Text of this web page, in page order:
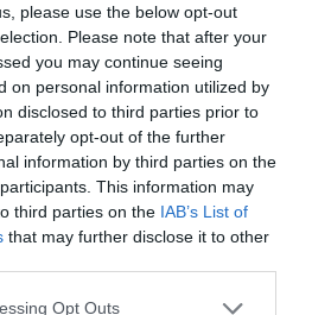
please use the below opt-out
Please note that after your
you may continue seeing
on personal information utilized by
disclosed to third parties prior to
opt-out of the further
information by third parties on the
This information may
third parties on the IAB’s List of
that may further disclose it to other
Opt Outs